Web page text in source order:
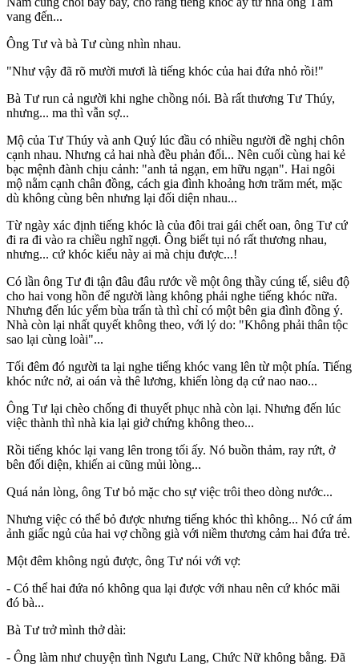
vang đến...
Ông Tư và bà Tư cùng nhìn nhau.
"Như vậy đã rõ mười mươi là tiếng khóc của hai đứa nhỏ rồi!"
Bà Tư run cả người khi nghe chồng nói. Bà rất thương Tư Thúy,
nhưng... ma thì vẫn sợ...
Mộ của Tư Thúy và anh Quý lúc đầu có nhiều người đề nghị chôn
cạnh nhau. Nhưng cả hai nhà đều phản đối... Nên cuối cùng hai kẻ
bạc mệnh đành chịu cảnh: "anh tả ngạn, em hữu ngạn". Hai ngôi
mộ nằm cạnh chân đồng, cách gia đình khoảng hơn trăm mét, mặc
dù không cùng bên nhưng lại đối diện nhau...
Từ ngày xác định tiếng khóc là của đôi trai gái chết oan, ông Tư cứ
đi ra đi vào ra chiều nghĩ ngợi. Ông biết tụi nó rất thương nhau,
nhưng... cứ khóc kiểu này ai mà chịu được...!
Có lần ông Tư đi tận đâu đâu rước về một ông thầy cúng tế, siêu độ
cho hai vong hồn để người làng không phải nghe tiếng khóc nữa.
Nhưng đến lúc yểm bùa trấn tà thì chỉ có một bên gia đình đồng ý.
Nhà còn lại nhất quyết không theo, với lý do: "Không phải thân tộc
sao lại cùng loài"...
Tối đêm đó người ta lại nghe tiếng khóc vang lên từ một phía. Tiếng
khóc nức nở, ai oán và thê lương, khiến lòng dạ cứ nao nao...
Ông Tư lại chèo chống đi thuyết phục nhà còn lại. Nhưng đến lúc
việc thành thì nhà kia lại giở chứng không theo...
Rồi tiếng khóc lại vang lên trong tối ấy. Nó buồn thảm, ray rứt, ở
bên đối diện, khiến ai cũng mủi lòng...
Quá nản lòng, ông Tư bỏ mặc cho sự việc trôi theo dòng nước...
Nhưng việc có thể bỏ được nhưng tiếng khóc thì không... Nó cứ ám
ảnh giấc ngủ của hai vợ chồng già với niềm thương cảm hai đứa trẻ.
Một đêm không ngủ được, ông Tư nói với vợ:
- Có thể hai đứa nó không qua lại được với nhau nên cứ khóc mãi
đó bà...
Bà Tư trở mình thở dài:
- Ông làm như chu‌yện tìn‌h Ngưu Lang, Chức Nữ không bằng. Đã